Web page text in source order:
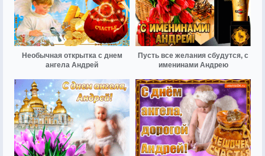
Необычная открытка с днем
ангела Андрей
Пусть все желания сбудутся, с
именинами Андрею